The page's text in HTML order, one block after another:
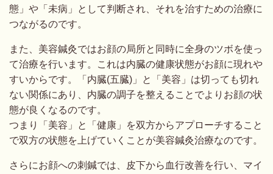
態」や「未病」として判断され、それを治すための治療に
つながるのです。
また、美容鍼灸ではお顔の局所と同時に全身のツボを使っ
て治療を行います。これは内臓の健康状態がお顔に現れや
すいからです。「内臓(五臓)」と「美容」は切っても切れ
ない関係にあり、内臓の調子を整えることでよりお顔の状
態が良くなるのです。
つまり「美容」と「健康」を双方からアプローチすること
で双方の状態を上げていくことが美容鍼灸治療なのです。
さらにお顔への刺鍼では、皮下から血行改善を行い、マイ